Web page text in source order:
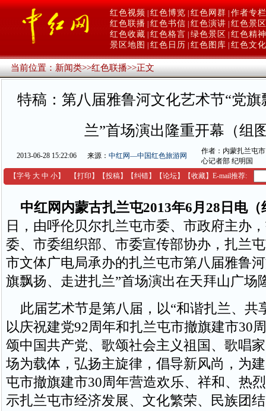
红色视频 红色博览 红色网群 作者专栏
红色联播 红色书信 红色演讲 红色景区
红色收藏 红色格言 绿色景区
红色精神
景区地图
红色日历 红色图库 红色文化
当前位置：新闻类>>红色联播>>正文
特稿：第八届雅鲁河文化艺术节“党
兰”首场演出隆重开幕（组
2013-06-28 15:22:06 来源： 中红网—中国红色旅游网
作者：内蒙扎兰屯
心记者部 纪明国
【字号 大 中 小】 【打印 】 【投稿】 【纠错】 【论坛】 【收藏】 E-mail推荐:
中红网内蒙古扎兰屯2013年6月28日电（
日，由呼伦贝尔扎兰屯市委、市政府主办
委、市委组织部、市委宣传部协办，扎兰
市文体广电局承办的扎兰屯市第八届雅鲁
旗飘扬、走进扎兰”首场演出在天拜山广场
此届艺术节是第八届，以“和谐扎兰、共
以庆祝建党92周年和扎兰屯市撤旗建市30
颂中国共产党、歌颂社会主义祖国、歌唱
场为载体，弘扬主旋律，倡导新风尚，为
屯市撤旗建市30周年营造欢乐、祥和、热
示扎兰屯市经济发展、文化繁荣、民族团